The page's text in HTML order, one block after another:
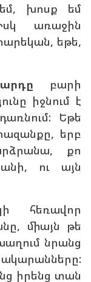
խոսք եմ
առաջին
եթե,
բարի
իջնում է
Եթե
երբ
քո
ու այն
հեռավոր
միայն թե
նրանց
իրենց տան